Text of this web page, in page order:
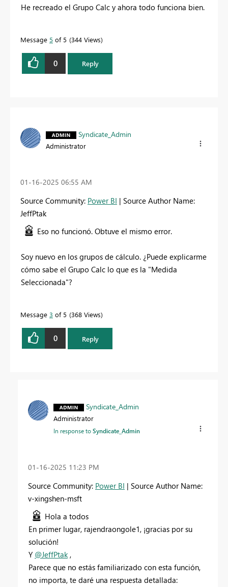
He recreado el Grupo Calc y ahora todo funciona bien.
Message 5 of 5 344 Views
0 Reply
Syndicate_Admin
Administrator
‎01-16-2025 06:55 AM
Source Community: Power BI | Source Author Name:
JeffPtak
Eso no funcionó. Obtuve el mismo error.
Soy nuevo en los grupos de cálculo. ¿Puede explicarme
cómo sabe el Grupo Calc lo que es la "Medida
Seleccionada"?
Message 3 of 5 368 Views
0 Reply
Syndicate_Admin
Administrator
In response toSyndicate_Admin
‎01-16-2025 11:23 PM
Source Community: Power BI | Source Author Name:
v-xingshen-msft
Hola a todos
En primer lugar, rajendraongole1, ¡gracias por su
solución!
Y @JeffPtak,
Parece que no estás familiarizado con esta función,
no importa, te daré una respuesta detallada: